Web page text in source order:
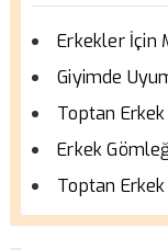
Erkekler İçin
Giyimde
Toptan
Erkek
Toptan